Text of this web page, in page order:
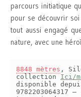
parcours initiatique
pour se découvrir
tout aussi engagé
nature, avec une
8848 mètres ,
collection Ici/
disponible
9782203064317 –